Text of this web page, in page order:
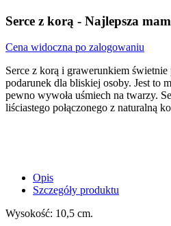
Serce z korą - Najlepsza
Cena widoczna po zalogowaniu
Serce z korą i grawerunkiem
podarunek dla bliskiej osoby. Jest to
pewno wywoła uśmiech na twarzy.
liściastego połączonego z naturalną
Opis
Szczegóły produktu
Wysokość: 10,5 cm.